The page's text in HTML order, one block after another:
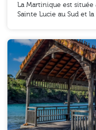
La Martinique est
Sainte Lucie au Sud et